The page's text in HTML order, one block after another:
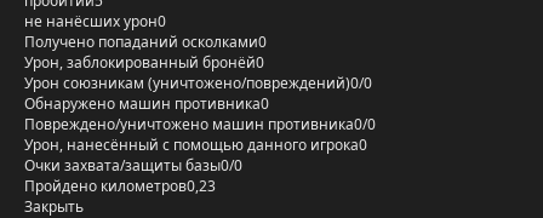
не нанёсших урон0
Получено попаданий осколками0
Урон, заблокированный бронёй0
Урон союзникам (уничтожено/повреждений)0/0
Обнаружено машин противника0
Повреждено/уничтожено машин противника0/0
Урон, нанесённый с помощью данного игрока0
Очки захвата/защиты базы0/0
Пройдено километров0,23
Закрыть